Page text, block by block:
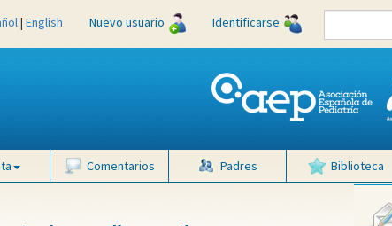
| English Nuevo usuario Identificarse
Comentarios Padres Biblioteca